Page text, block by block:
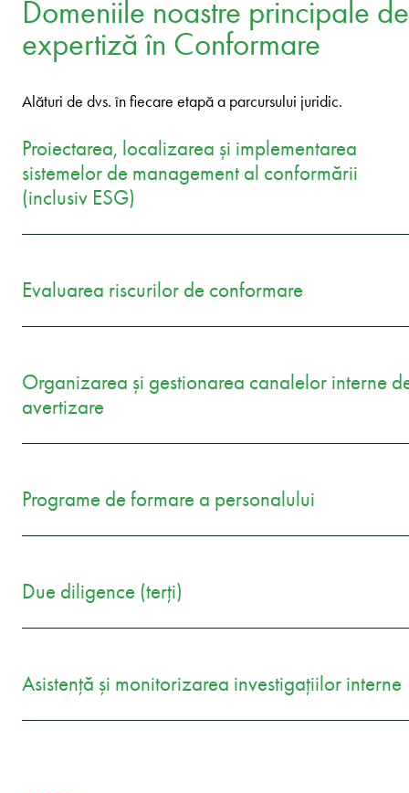
Domeniile noastre principale de
expertiză în Conformare
Alături de dvs. în fiecare etapă a parcursului juridic.
Proiectarea, localizarea și implementarea
sistemelor de management al conformării
(inclusiv ESG)
Evaluarea riscurilor de conformare
Organizarea și gestionarea canalelor interne
avertizare
Programe de formare a personalului
Due diligence (terți)
Asistență și monitorizarea investigațiilor interne